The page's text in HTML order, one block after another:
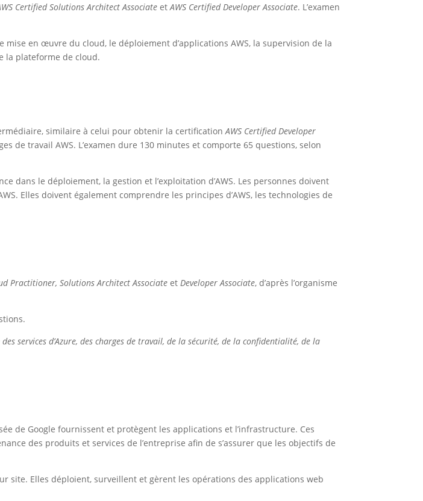
Certified Solutions Architect Associate etAWS Certified Developer Associate. L’examen
mise en œuvre du cloud, le déploiement d’applications AWS, la supervision de la
la plateforme de cloud.
similaire à celui pour obtenir la certificationAWS Certified Developer
de travail AWS. L’examen dure 130 minutes et comporte 65 questions, selon
dans le déploiement, la gestion et l’exploitation d’AWS. Les personnes doivent
Elles doivent également comprendre les principes d’AWS, les technologies de
Practitioner, Solutions Architect Associate et Developer Associate, d’après l’organisme
services d’Azure, des charges de travail, de la sécurité, de la confidentialité, de la
de Google fournissent et protègent les applications et l’infrastructure. Ces
des produits et services de l’entreprise afin de s’assurer que les objectifs de
site. Elles déploient, surveillent et gèrent les opérations des applications web